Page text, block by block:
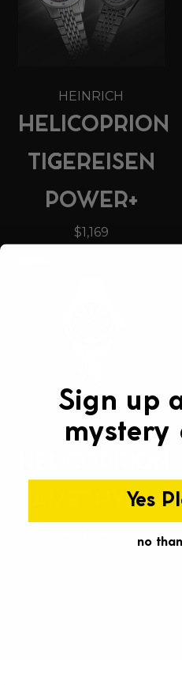
HEINRICH
HELICOPRION
TIGEREISEN
POWER+
$1,169
HEINRICH
AMETHYST
Sign up
mystery
Yes
no